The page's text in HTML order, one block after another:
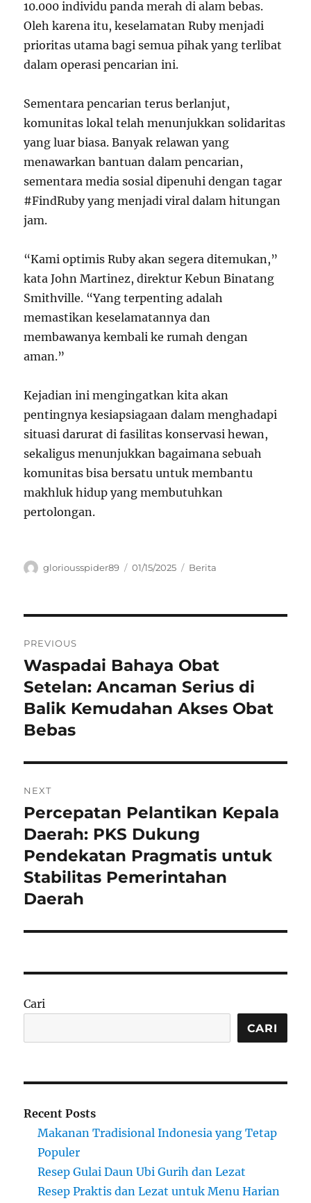
10.000 individu panda merah di alam bebas.
Oleh karena itu, keselamatan Ruby menjadi
prioritas utama bagi semua pihak yang terlibat
dalam operasi pencarian ini.
Sementara pencarian terus berlanjut,
komunitas lokal telah menunjukkan solidaritas
yang luar biasa. Banyak relawan yang
menawarkan bantuan dalam pencarian,
sementara media sosial dipenuhi dengan tagar
#FindRuby yang menjadi viral dalam hitungan
jam.
“Kami optimis Ruby akan segera ditemukan,”
kata John Martinez, direktur Kebun Binatang
Smithville. “Yang terpenting adalah
memastikan keselamatannya dan
membawanya kembali ke rumah dengan
aman.”
Kejadian ini mengingatkan kita akan
pentingnya kesiapsiagaan dalam menghadapi
situasi darurat di fasilitas konservasi hewan,
sekaligus menunjukkan bagaimana sebuah
komunitas bisa bersatu untuk membantu
makhluk hidup yang membutuhkan
pertolongan.
Author
gloriousspider89
Posted
01/15/2025 Categories
Berita
pos
PREVIOUS
Previous
post:
Waspadai Bahaya Obat
Setelan: Ancaman Serius di
Balik Kemudahan Akses Obat
Bebas
NEXT
Next
post:
Percepatan Pelantikan Kepala
Daerah: PKS Dukung
Pendekatan Pragmatis untuk
Stabilitas Pemerintahan
Daerah
Cari
CARI
Recent Posts
Makanan Tradisional Indonesia yang Tetap
Populer
Resep Gulai Daun Ubi Gurih dan Lezat
Resep Praktis dan Lezat untuk Menu Harian